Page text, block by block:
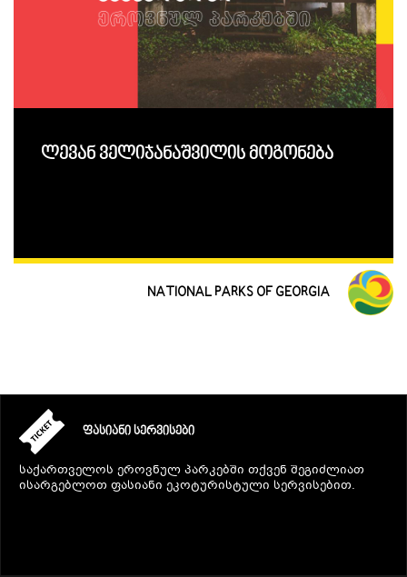
ლევან ველიჯანაშვილის მოგონება
NATIONAL PARKS OF GEORGIA
ᲤᲐᲡᲘᲐᲜᲘ ᲡᲔᲠᲕᲘᲡᲔᲑᲘ
საქართველოს ეროვნულ პარკებში თქვენ შეგიძლიათ
ისარგებლოთ ფასიანი ეკოტურისტული სერვისებით.